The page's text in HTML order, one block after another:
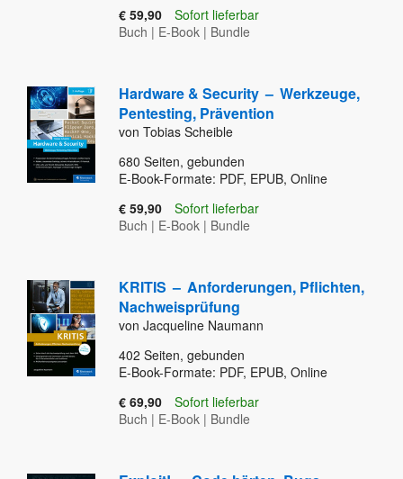
€ 59,90
Sofort lieferbar
Buch | E-Book | Bundle
Hardware & Security – Werkzeuge,
Pentesting, Prävention
von Tobias Scheible
680 Seiten, gebunden
E-Book-Formate: PDF, EPUB, Online
€ 59,90
Sofort lieferbar
Buch | E-Book | Bundle
KRITIS – Anforderungen, Pflichten,
Nachweisprüfung
von Jacqueline Naumann
402 Seiten, gebunden
E-Book-Formate: PDF, EPUB, Online
€ 69,90
Sofort lieferbar
Buch | E-Book | Bundle